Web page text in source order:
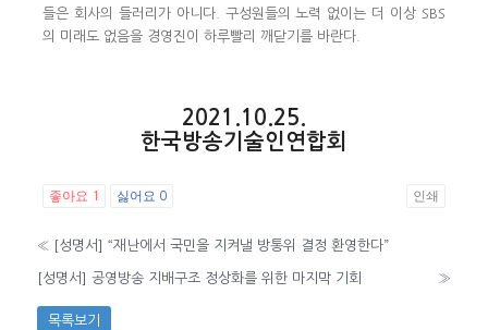
들은 회사의 들러리가 아니다. 구성원들의 노력 없이는 더 이상 SBS
의 미래도 없음을 경영진이 하루빨리 깨닫기를 바란다.
2021.10.25.
한국방송기술인연합회
좋아요 1 싫어요 0 인쇄
« [성명서] “재난에서 국민을 지켜낼 방통위 결정 환영한다”
[성명서] 공영방송 지배구조 정상화를 위한 마지막 기회 »
목록보기